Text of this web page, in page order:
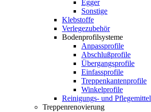
Egger
Sonstige
Klebstoffe
Verlegezubehör
Bodenprofilsysteme
Anpassprofile
Abschlußprofile
Übergangsprofile
Einfassprofile
Treppenkantenprofile
Winkelprofile
Reinigungs- und Pflegemittel
Treppenrenovierung